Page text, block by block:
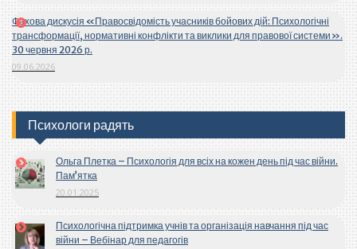
Фахова дискусія «Правосвідомість учасників бойових дій: Психологічні
трансформації, нормативні конфлікти та виклики для правової системи».
30 червня 2026 р.
09.06.2026
Психологи радять
Ольга Плетка – Психологія для всіх на кожен день під час війни.
Пам’ятка
20.01.2025
Психологічна підтримка учнів та організація навчання під час
війни – Вебінар для педагогів